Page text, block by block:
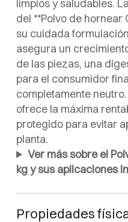
limpios y saludables.
del **Polvo de hornear
su cuidada
asegura un
de las piezas, una
para el consumidor
completamente
ofrece la máxima
protegido para evitar
planta.
Ver más sobre el
kg y sus aplicaciones
Propiedades